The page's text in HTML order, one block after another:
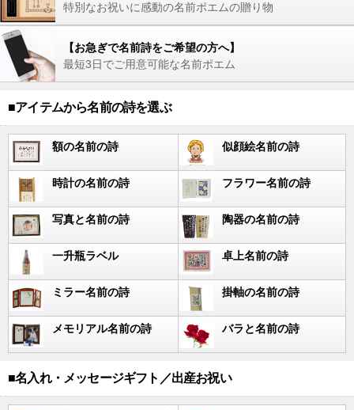
特別なお祝いに感動の名前ポエムの贈り物
【お急ぎで名前詩をご希望の方へ】
最短3日でご用意可能な名前ポエム
■アイテムから名前の詩を選ぶ
額の名前の詩 似顔絵名前の詩
時計の名前の詩 フラワー名前の詩
写真と名前の詩 陶器の名前の詩
一升瓶ラベル 卓上名前の詩
ミラー名前の詩 掛軸の名前の詩
メモリアル名前の詩 バラと名前の詩
■名入れ・メッセージギフト／出産お祝い